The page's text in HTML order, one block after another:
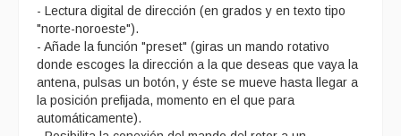
- Lectura digital de dirección (en grados y en texto tipo
"norte-noroeste").
- Añade la función "preset" (giras un mando rotativo
donde escoges la dirección a la que deseas que vaya la
antena, pulsas un botón, y éste se mueve hasta llegar a
la posición prefijada, momento en el que para
automáticamente).